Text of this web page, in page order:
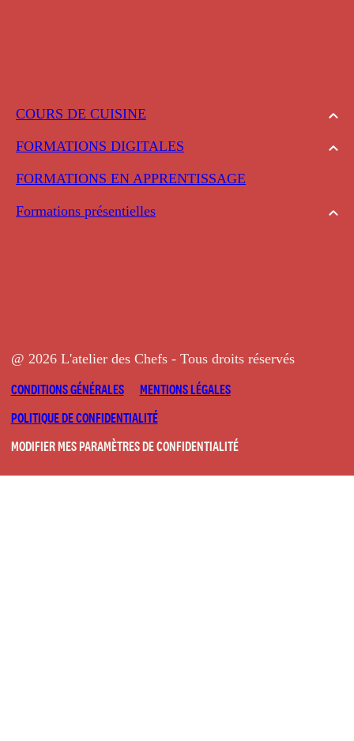
COURS DE CUISINE
FORMATIONS DIGITALES
FORMATIONS EN APPRENTISSAGE
Formations présentielles
@ 2026 L'atelier des Chefs - Tous droits réservés
CONDITIONS GÉNÉRALES
MENTIONS LÉGALES
POLITIQUE DE CONFIDENTIALITÉ
MODIFIER MES PARAMÈTRES DE CONFIDENTIALITÉ